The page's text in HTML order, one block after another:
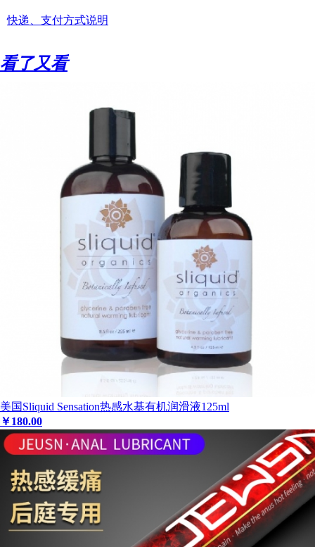
快递、支付方式说明
看了又看
美国Sliquid Sensation热感水基有机润滑液125ml
￥180.00